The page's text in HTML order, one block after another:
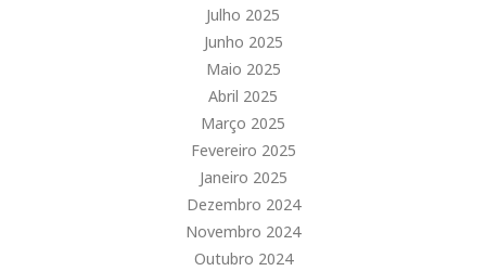
Julho 2025
Junho 2025
Maio 2025
Abril 2025
Março 2025
Fevereiro 2025
Janeiro 2025
Dezembro 2024
Novembro 2024
Outubro 2024